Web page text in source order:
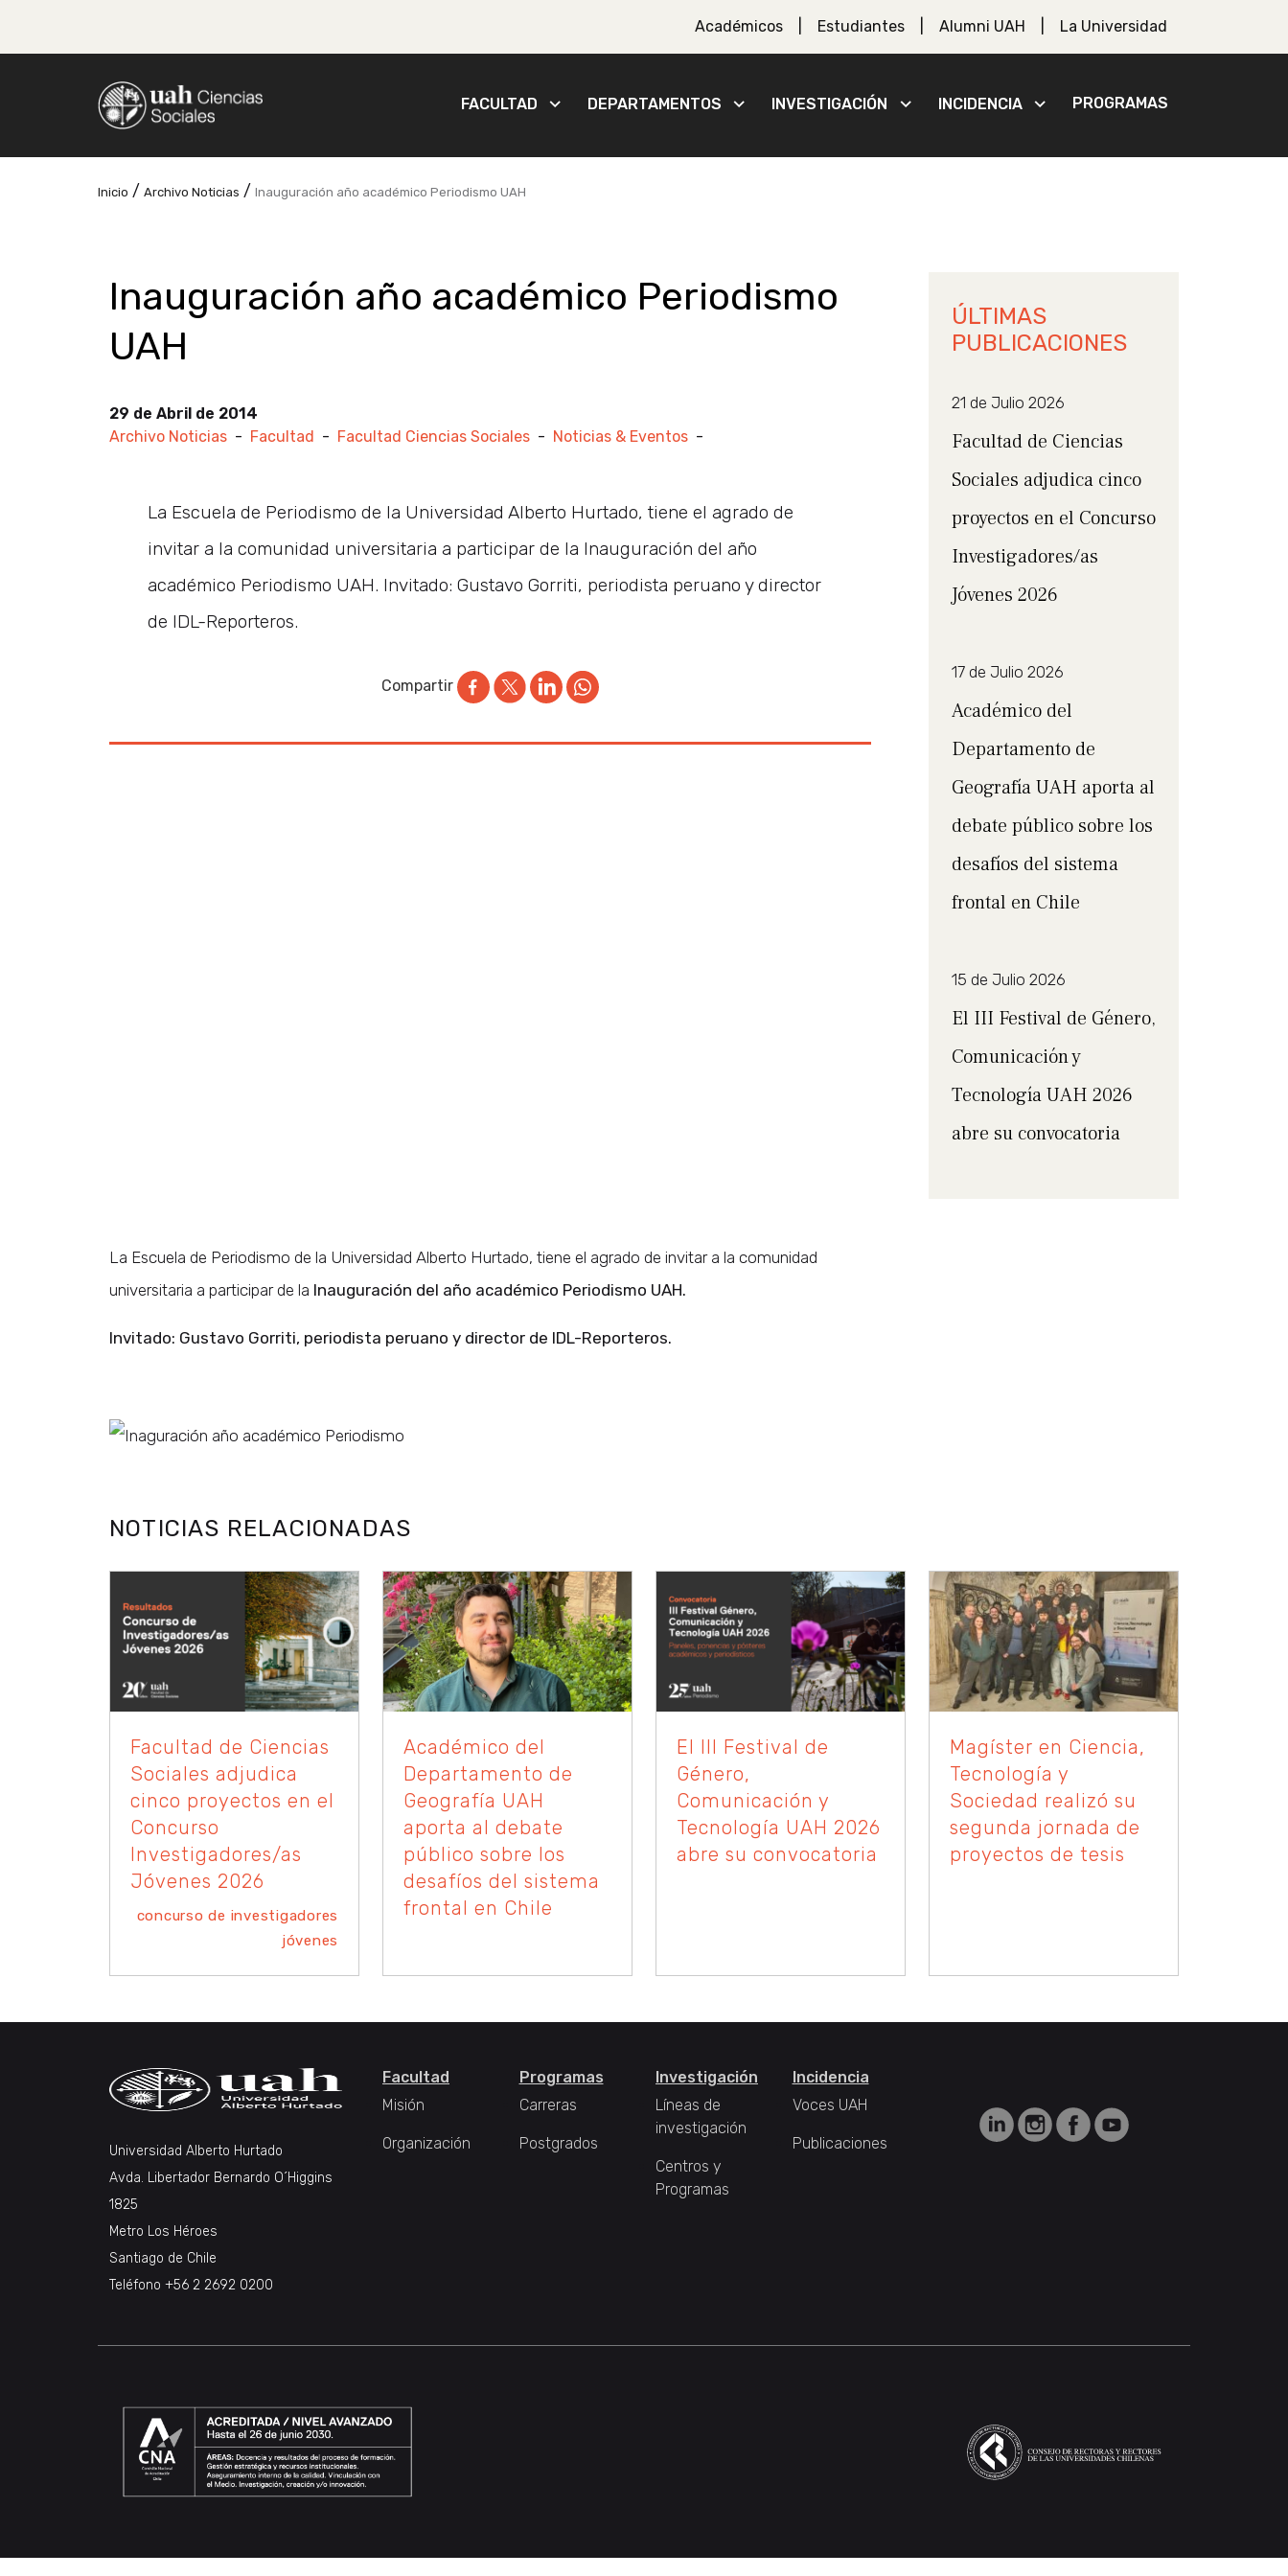
Académicos Estudiantes Alumni UAH La Universidad
FACULTAD DEPARTAMENTOS INVESTIGACIÓN INCIDENCIA PROGRAMAS
Inicio / Archivo Noticias / Inauguración año académico Periodismo UAH
Inauguración año académico Periodismo
UAH
29 de Abril de 2014
Archivo Noticias - Facultad - Facultad Ciencias Sociales - Noticias & Eventos -
La Escuela de Periodismo de la Universidad Alberto Hurtado, tiene el agrado de
invitar a la comunidad universitaria a participar de la Inauguración del año
académico Periodismo UAH. Invitado: Gustavo Gorriti, periodista peruano y director
de IDL-Reporteros.
Compartir
La Escuela de Periodismo de la Universidad Alberto Hurtado, tiene el agrado de invitar a la comunidad
universitaria a participar de la Inauguración del año académico Periodismo UAH.
Invitado: Gustavo Gorriti, periodista peruano y director de IDL-Reporteros.
ÚLTIMAS
PUBLICACIONES
21 de Julio 2026
Facultad de Ciencias
Sociales adjudica cinco
proyectos en el Concurso
Investigadores/as
Jóvenes 2026
17 de Julio 2026
Académico del
Departamento de
Geografía UAH aporta al
debate público sobre los
desafíos del sistema
frontal en Chile
15 de Julio 2026
El III Festival de Género,
Comunicación y
Tecnología UAH 2026
abre su convocatoria
NOTICIAS RELACIONADAS
Facultad de Ciencias
Sociales adjudica
cinco proyectos en el
Concurso
Investigadores/as
Jóvenes 2026
concurso de investigadores
jóvenes
Académico del
Departamento de
Geografía UAH
aporta al debate
público sobre los
desafíos del sistema
frontal en Chile
El III Festival de
Género,
Comunicación y
Tecnología UAH 2026
abre su convocatoria
Magíster en Ciencia,
Tecnología y
Sociedad realizó su
segunda jornada de
proyectos de tesis
Universidad Alberto Hurtado
Avda. Libertador Bernardo O´Higgins
1825
Metro Los Héroes
Santiago de Chile
Teléfono +56 2 2692 0200
Facultad
Misión
Organización
Programas
Carreras
Postgrados
Investigación
Líneas de
investigación
Centros y
Programas
Incidencia
Voces UAH
Publicaciones